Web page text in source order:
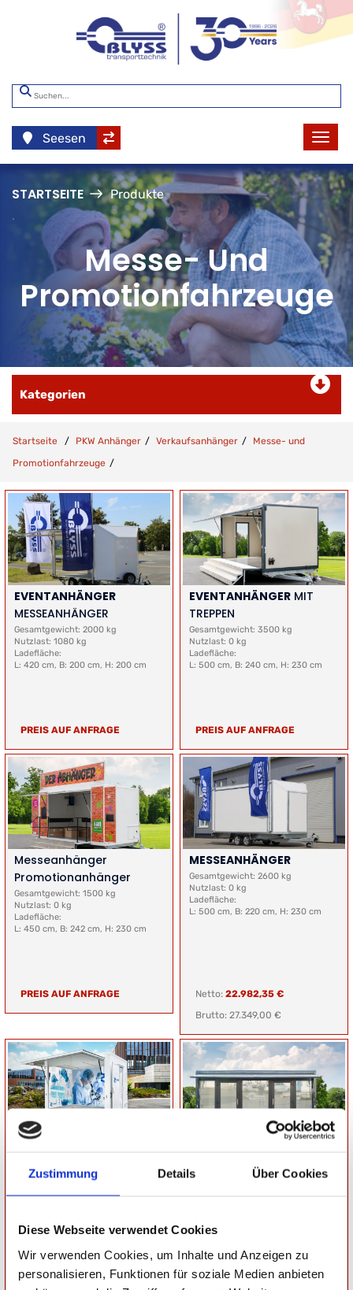
Zustimmung Details Über Cookies
Diese Webseite verwendet Cookies
Wir verwenden Cookies, um Inhalte und Anzeigen zu
personalisieren, Funktionen für soziale Medien anbieten
Seesen
STARTSEITE Produkte
.
Messe- Und
Promotionfahrzeuge
Kategorien
Startseite PKW Anhänger Verkaufsanhänger
Messe- und
Promotionfahrzeuge
EVENTANHÄNGER
MESSEANHÄNGER
Gesamtgewicht: 2000 kg
Nutzlast: 1080 kg
Ladefläche:
L: 420 cm, B: 200 cm, H: 200 cm
PREIS AUF ANFRAGE
EVENTANHÄNGER MIT
TREPPEN
Gesamtgewicht: 3500 kg
Nutzlast: 0 kg
Ladefläche:
L: 500 cm, B: 240 cm, H: 230 cm
PREIS AUF ANFRAGE
Messeanhänger
Promotionanhänger
Gesamtgewicht: 1500 kg
Nutzlast: 0 kg
Ladefläche:
L: 450 cm, B: 242 cm, H: 230 cm
PREIS AUF ANFRAGE
MESSEANHÄNGER
Gesamtgewicht: 2600 kg
Nutzlast: 0 kg
Ladefläche:
L: 500 cm, B: 220 cm, H: 230 cm
Netto: 22.982,35 €
Brutto: 27.349,00 €
Nutzlast: 0 kg
L: 350 cm, B: 200 cm, H: 230 cm
Netto:31.402,52 €
EVENTANHÄNGER
Nutzlast: 1860 kg
Netto:41.923,53 €